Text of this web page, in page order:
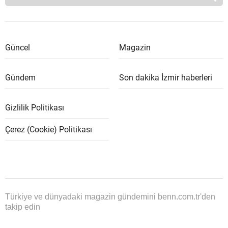
Güncel Magazin
Gündem Son dakika İzmir haberleri
Gizlilik Politikası
Çerez (Cookie) Politikası
Türkiye ve dünyadaki magazin gündemini benn.com.tr'den
takip edin